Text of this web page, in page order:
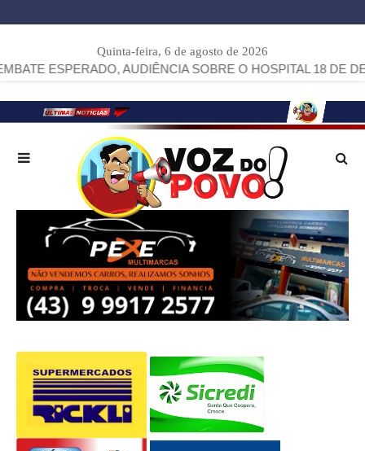
Quinta-feira, 6 de agosto de 2026
AUDIÊNCIA SOBRE O HOSPITAL 18 DE